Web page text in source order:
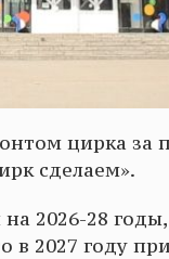
цирка за
сделаем».
2026-28
в 2027 году